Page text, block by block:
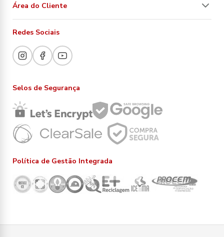
Área do Cliente
Redes Sociais
Selos de Segurança
Política de Gestão Integrada